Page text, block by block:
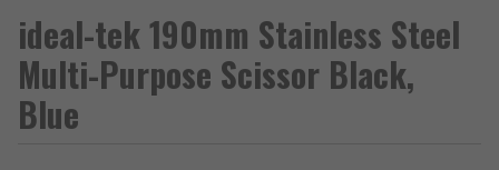
ideal-tek 190mm Stainless Steel
Multi-Purpose Scissor Black,
Blue